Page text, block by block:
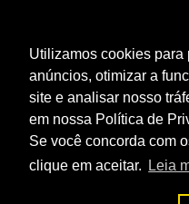
Utilizamos cookies para
anúncios, otimizar a
site e analisar nosso
em nossa Política de
Se você concorda com
clique em aceitar.
Leia
HOME EVENTO /